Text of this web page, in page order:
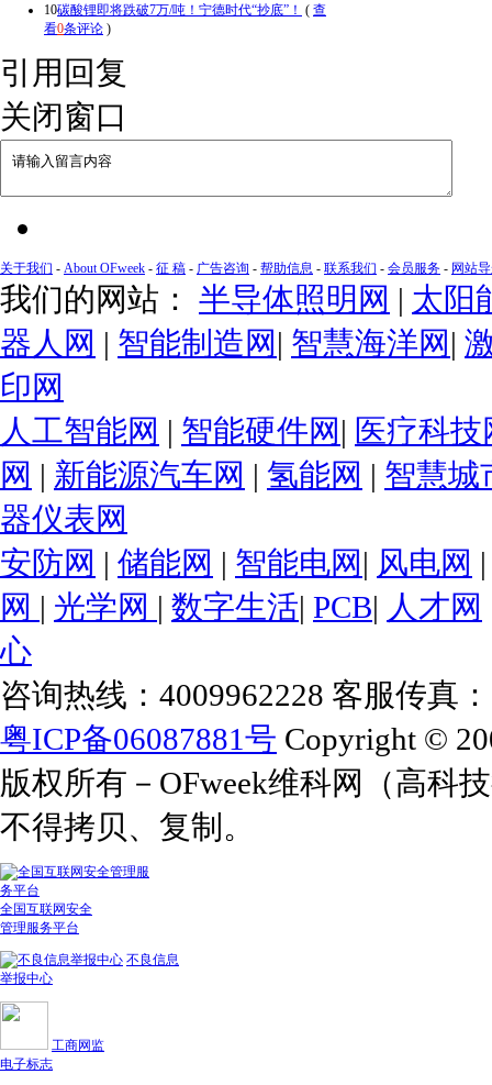
10碳酸锂即将跌破7万/吨！宁德时代“抄底”！ ( 查
看0条评论 )
引用回复
关闭窗口
关于我们 - About OFweek - 征 稿 - 广告咨询 - 帮助信息 - 联系我们 - 会员服务 - 网站
我们的网站： 半导体照明网 | 太阳
器人网 | 智能制造网 | 智慧海洋网 |
印网
人工智能网 | 智能硬件网 | 医疗科技
网 | 新能源汽车网 | 氢能网 | 智慧城
器仪表网
安防网 | 储能网 | 智能电网 | 风电网
网 | 光学网 | 数字生活| PCB| 人才网
心
咨询热线：4009962228 客服传真
粤ICP备06087881号 Copyright ©
版权所有－OFweek维科网（高科
不得拷贝、复制。
全国互联网安全
管理服务平台
不良信息
举报中心
工商网监
电子标志